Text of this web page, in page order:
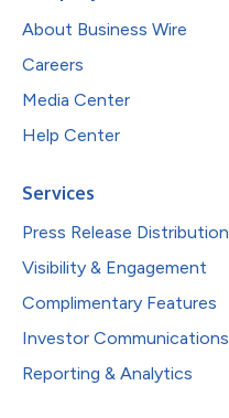
About Business Wire
Careers
Media Center
Help Center
Services
Press Release Distribution
Visibility & Engagement
Complimentary Features
Investor Communications
Reporting & Analytics